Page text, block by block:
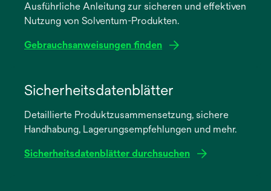
Ausführliche Anleitung zur sicheren und effektiven
Nutzung von Solventum-Produkten.
Gebrauchsanweisungen finden
neuen
Registerkarte
Sicherheitsdatenblätter
Detaillierte Produktzusammensetzung, sichere
Handhabung, Lagerungsempfehlungen und mehr.
Sicherheitsdatenblätter durchsuchen